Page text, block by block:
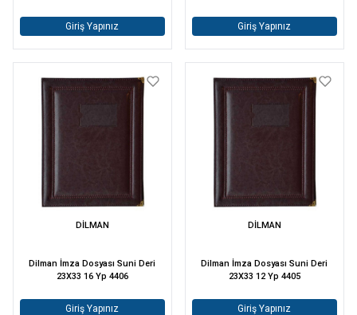
Giriş Yapınız Giriş Yapınız
DİLMAN
Dilman İmza Dosyası Suni Deri
23X33 16 Yp 4406
Giriş Yapınız
DİLMAN
Dilman İmza Dosyası Suni Deri
23X33 12 Yp 4405
Giriş Yapınız